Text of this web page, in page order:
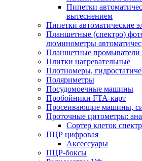
Пипетки
вытеснением
Пипетки автоматические
Планшетные (спектро)
люминометры
Планшетные
Плитки нагревательные
Плотномеры,
Поляриметры
Посудомоечные машины
Пробойники FTA-карт
Просеивающие машины,
Проточные цитометры:
Сортер клеток
ПЦР цифровая
Аксессуары
ПЦР-боксы